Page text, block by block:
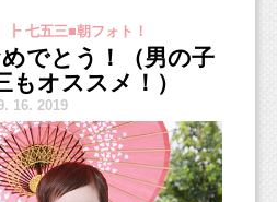
七五三■朝フォト！
でとう！（男の子
もオススメ！）
16. 2019